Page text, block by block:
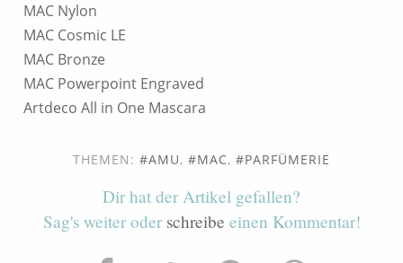
MAC Nylon
MAC Cosmic LE
MAC Bronze
MAC Powerpoint Engraved
Artdeco All in One Mascara
THEMEN: AMU, MAC, PARFÜMERIE
Dir hat der Artikel gefallen?
Sag's weiter oder schreibe einen Kommentar!